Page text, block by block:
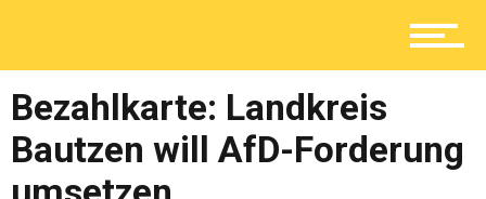
Service
Bezahlkarte: Landkreis
Bautzen will AfD-Forderung